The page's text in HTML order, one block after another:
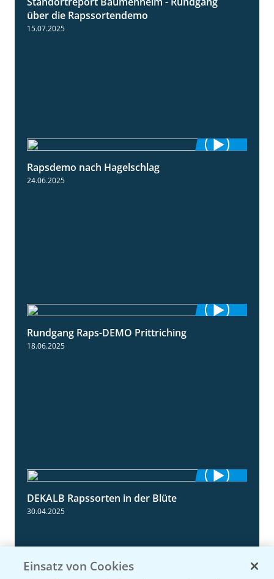
6:03
über die Rapssortendemo
15.07.2025
Rapsdemo nach Hagelschlag
24.06.2025
Rundgang Raps-DEMO Prittriching
18.06.2025
DEKALB Rapssorten in der Blüte
30.04.2025
Einsatz von Cookies